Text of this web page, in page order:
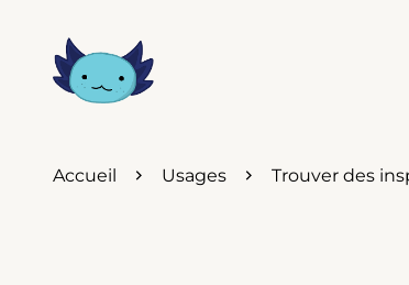
Accueil Usages Trouver des